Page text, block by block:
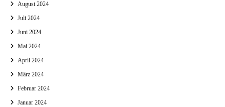
August 2024
Juli 2024
Juni 2024
Mai 2024
April 2024
März 2024
Februar 2024
Januar 2024